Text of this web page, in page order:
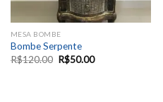
MESA BOMBE
Bombe Serpente
R$120.00 R$50.00